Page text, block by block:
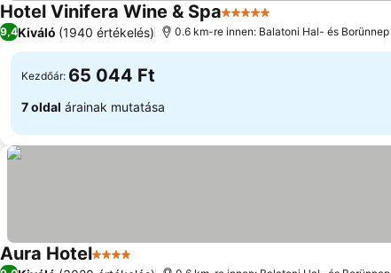
Hotel Vinifera Wine & Spa5 Kategória
9,4Kiváló (1940 értékelés) 0.6 km-re innen: Balatoni Hal- és Borünnep
Kezdőár: 65 044 Ft
7 oldal árainak mutatása
Aura Hotel4 KategóriaÁrak megjelenítése